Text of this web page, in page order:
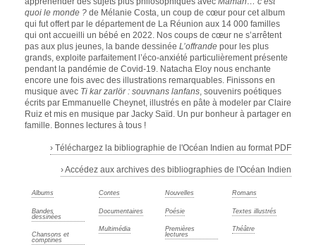
quoi le monde ? de Mélanie Costa, un coup de cœur pour cet album
qui fut offert par le département de La Réunion aux 14 000 familles
qui ont accueilli un bébé en 2022. Nos coups de cœur ne s’arrêtent
pas aux plus jeunes, la bande dessinée L’offrande pour les plus
grands, exploite parfaitement l’éco-anxiété particulièrement présente
pendant la pandémie de Covid-19. Natacha Eloy nous enchante
encore une fois avec des illustrations remarquables. Finissons en
musique avec Ti kar zarlör : souvnans lanfans, souvenirs poétiques
écrits par Emmanuelle Cheynet, illustrés en pâte à modeler par Claire
Ruiz et mis en musique par Jacky Saïd. Un pur bonheur à partager en
famille. Bonnes lectures à tous !
› Téléchargez la bibliographie de l'Océan Indien au format PDF
› Accédez aux archives des bibliographies de l'Océan Indien
Albums
Bandes
dessinées
Chansons et
comptines
Contes
Documentaires
Multimédia
Nouvelles
Poésie
Premières
lectures
Romans
Textes illustrés
Théâtre